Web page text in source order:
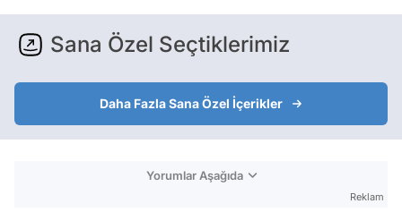
Sana Özel Seçtiklerimiz
Daha Fazla Sana Özel İçerikler
Yorumlar Aşağıda
Reklam